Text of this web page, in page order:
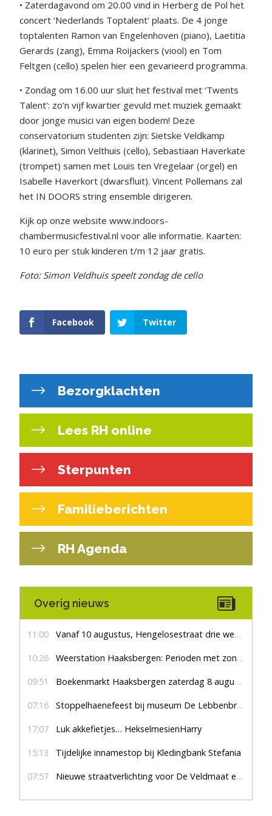
• Zaterdagavond om 20.00 vind in Herberg de Pol het
concert ‘Nederlands Toptalent’ plaats. De 4 jonge
toptalenten Ramon van Engelenhoven (piano), Laetitia
Gerards (zang), Emma Roijackers (viool) en Tom
Feltgen (cello) spelen hier een gevarieerd programma.
• Zondag om 16.00 uur sluit het festival met ‘Twents
Talent’: zo’n vijf kwartier gevuld met muziek gemaakt
door jonge musici van eigen bodem! Deze
conservatorium studenten zijn: Sietske Veldkamp
(klarinet), Simon Velthuis (cello), Sebastiaan Haverkate
(trompet) samen met Louis ten Vregelaar (orgel) en
Isabelle Haverkort (dwarsfluit). Vincent Pollemans zal
het IN DOORS string ensemble dirigeren.
Kijk op onze website www.indoors-
chambermusicfestival.nl voor alle informatie. Kaarten:
10 euro per stuk kinderen t/m 12 jaar gratis.
Foto: Simon Veldhuis speelt zondag de cello
Facebook Twitter
Bezorgklachten
Lees RH online
Sterpunten
Familieberichten
RH Agenda
Overig nieuws
11:00 Vanaf 10 augustus, Hengelosestraat drie weken dicht voor doorgaand verkeer
10:26 Weerstation Haaksbergen: Perioden met zon en droog
09:51 Boekenmarkt Haaksbergen zaterdag 8 augustus, marktplein Haaksbergen
07:16 Stoppelhaenefeest bij museum De Lebbenbrugge
17:07 Luk akkefietjes… HekselmesienHarry
15:13 Tijdelijke innamestop bij Kledingbank Stefania
07:57 Nieuwe straatverlichting voor De Veldmaat en De Pas